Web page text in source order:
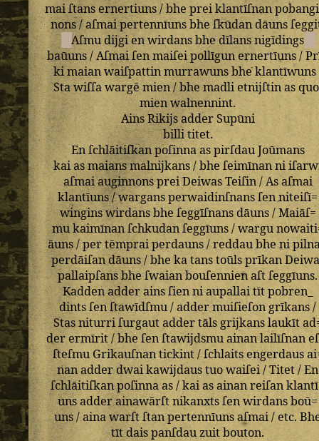
maiſtansernertiuns/bhepreiklantīſnan
nons/aſmaipertennīuns bheſkūdandāuns
Aſmu dijgienwirdans bhe dīlansnigīdings
baūuns/Aſmaiſen maiſeipollīgunernertīuns/
kimaianwaiſpattinmurrawunsbheklantīwuns
Stawiſſawargēmien/bhe madlietnijſtinas
mienwalnennint.
AinsRikijsadderSupūni
billititet.
EnſchlāitiſkanpoſinnaaspirſdauJoūmans
kai asmaiansmalnijkans/bheſeimīnanni
aſmaiauginnonspreiDeiwasTeiſin/Asaſmai
klantīuns/wargansperwaidinſnansſenniteiſī=
winginswirdansbheſeggīſnansdāuns/Maiāſ=
mukaimīnanſchkudanſeggīuns/wargu
āuns/pertēmpraiperdauns/reddau bheni
perdāiſandāuns/bhekatanstoūlsprīkan
pallaipſansbheſwaianbouſennien aſtſeggīuns.
Kaddenadderainsſienniaupallaitītpobren_
dintsſenſtawīdſmu/addermuiſieſon grīkans/
Stasniturriſurgautaddertālsgrijkanslaukīt
der ermīrit/bheſenſtawijdsmuainanlailīſnan
ſteſmu Grikauſnantickint/ſchlaitsengerdaus
nanadderdwaikawijdaus tuowaiſei/Titet/En
ſchlāitiſkanpoſinnaas/kaiasainanreiſan
unsadderainawārſtnikanxtsſenwirdansboū=
uns/ainawarſt ſtanpertennīunsaſmai/etc.
tītdaispanſdauzuit bouton.